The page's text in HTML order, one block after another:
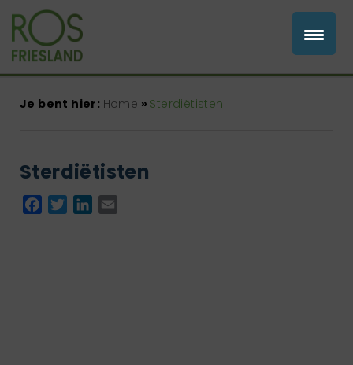
Je bent hier: Home » Sterdiëtisten
Sterdiëtisten
Facebook
TwitterLinkedIn